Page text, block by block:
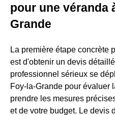
pour une véranda
Grande
La première étape concrète
est d'obtenir un devis
professionnel sérieux se
Foy-la-Grande pour évaluer
prendre les mesures
et de votre budget. Le devis